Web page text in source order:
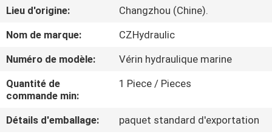
PRODUITS
VIDÉOS
À
PROPOS
Lieu d'origine:
Changzhou (Chine).
Nom de marque:
CZHydraulic
Numéro de modèle:
Vérin hydraulique marine
Quantité de
commande min:
1 Piece / Pieces
Détails d'emballage:
paquet standard d'exportation